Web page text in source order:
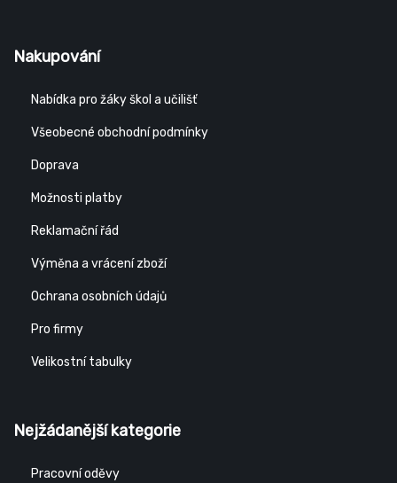
Nakupování
Nabídka pro žáky škol a učilišť
Všeobecné obchodní podmínky
Doprava
Možnosti platby
Reklamační řád
Výměna a vrácení zboží
Ochrana osobních údajů
Pro firmy
Velikostní tabulky
Nejžádanější kategorie
Pracovní oděvy